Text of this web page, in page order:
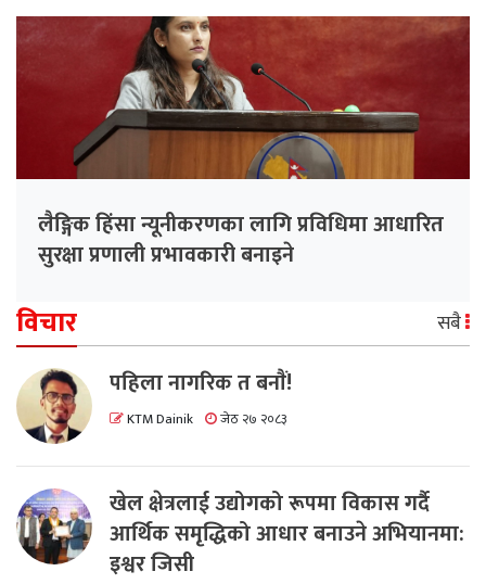
लैङ्गिक हिंसा न्यूनीकरणका लागि प्रविधिमा आधारित
सुरक्षा प्रणाली प्रभावकारी बनाइने
विचार सबै
पहिला नागरिक त बनाैं!
KTM Dainik जेठ २७ २०८३
खेल क्षेत्रलाई उद्योगको रूपमा विकास गर्दै
आर्थिक समृद्धिको आधार बनाउने अभियानमा:
इश्वर जिसी